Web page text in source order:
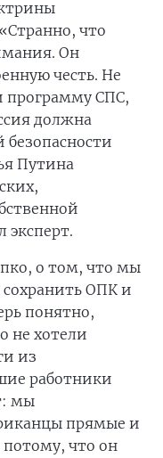
что
Он
честь. Не
программу СПС,
должна
безопасности
Путина
эксперт.
о том, что мы
ОПК и
понятно,
не хотели
из
работники
мы
прямые и
что он